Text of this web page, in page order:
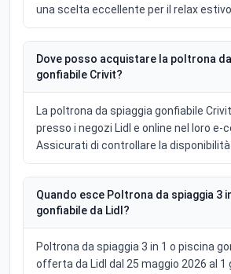
una scelta eccellente per il relax
Dove posso acquistare la poltrona
gonfiabile Crivit?
La poltrona da spiaggia gonfiabile
presso i negozi Lidl e online nel loro e-
Assicurati di controllare la
Quando esce Poltrona da spiaggia 3
gonfiabile da Lidl?
Poltrona da spiaggia 3 in 1 o piscina
offerta da Lidl dal 25 maggio 2026 al 1